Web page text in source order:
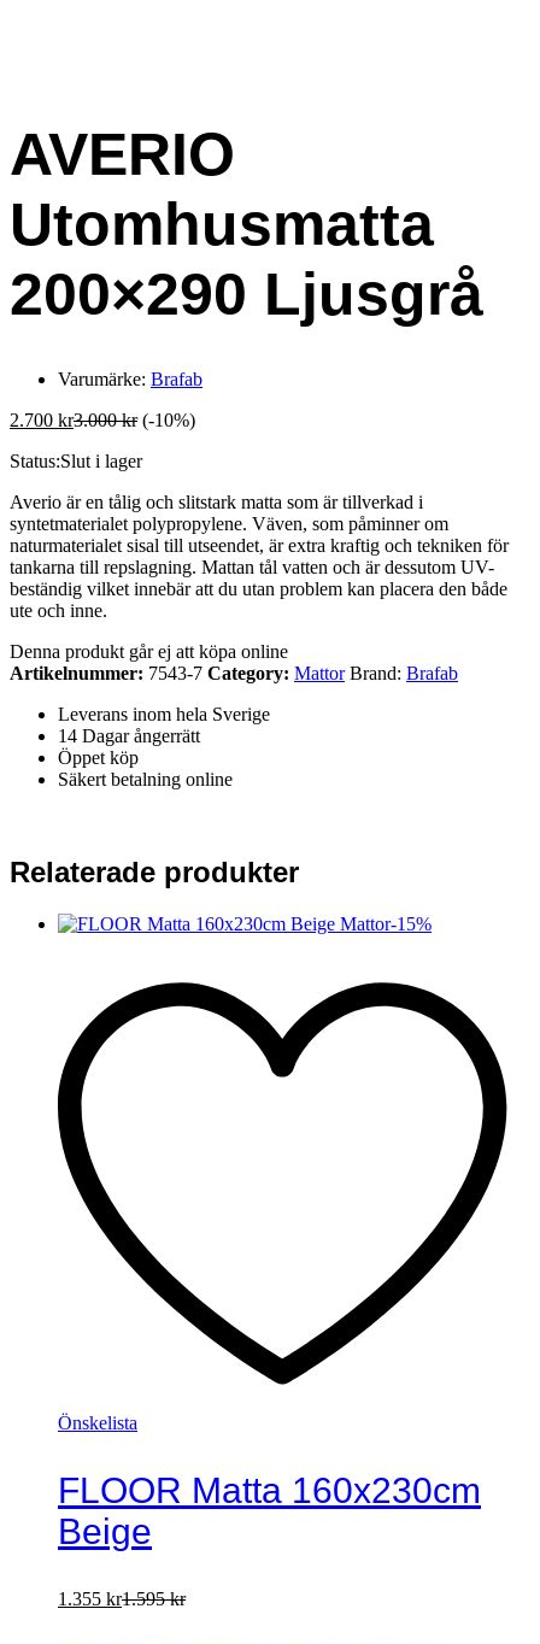
AVERIO
Utomhusmatta
200×290 Ljusgrå
Varumärke: Brafab
2.700 kr3.000kr (-10%)
Status:Slut i lager
Averio är en tålig och slitstark matta som är tillverkad i
syntetmaterialet polypropylene. Väven, som påminner om
naturmaterialet sisal till utseendet, är extra kraftig och tekniken för
tankarna till repslagning. Mattan tål vatten och är dessutom UV-
beständig vilket innebär att du utan problem kan placera den både
ute och inne.
Denna produkt går ej att köpa online
Artikelnummer: 7543-7 Category: Mattor Brand: Brafab
Leverans inom hela Sverige
14 Dagar ångerrätt
Öppet köp
Säkert betalning online
Relaterade produkter
-15%
Önskelista
FLOOR Matta 160x230cm
Beige
1.355 kr1.595kr